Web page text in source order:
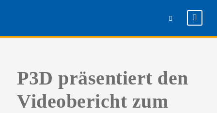
P3D präsentiert den
Videobericht zum